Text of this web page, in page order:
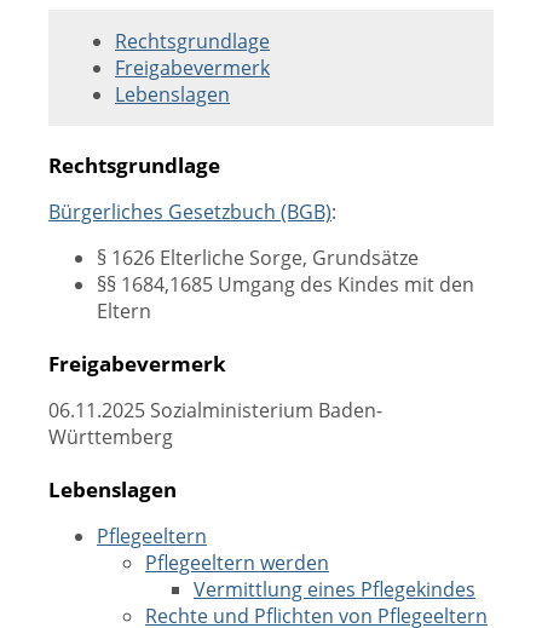
Rechtsgrundlage
Freigabevermerk
Lebenslagen
Rechtsgrundlage
Bürgerliches Gesetzbuch (BGB):
§ 1626 Elterliche Sorge, Grundsätze
§§ 1684,1685 Umgang des Kindes mit den
Eltern
Freigabevermerk
06.11.2025 Sozialministerium Baden-
Württemberg
Lebenslagen
Pflegeeltern
Pflegeeltern werden
Vermittlung eines Pflegekindes
Rechte und Pflichten von Pflegeeltern